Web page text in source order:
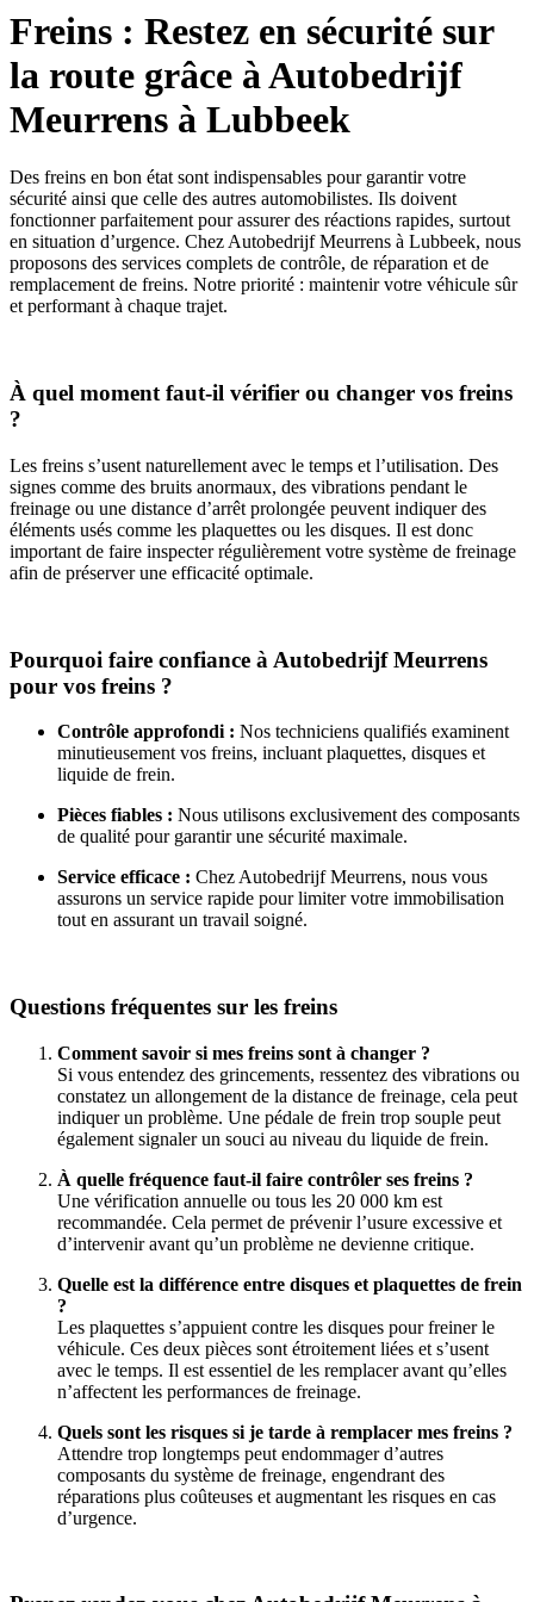
Freins : Restez en sécurité sur
la route grâce à Autobedrijf
Meurrens à Lubbeek
Des freins en bon état sont indispensables pour garantir votre
sécurité ainsi que celle des autres automobilistes. Ils doivent
fonctionner parfaitement pour assurer des réactions rapides, surtout
en situation d’urgence. Chez Autobedrijf Meurrens à Lubbeek, nous
proposons des services complets de contrôle, de réparation et de
remplacement de freins. Notre priorité : maintenir votre véhicule sûr
et performant à chaque trajet.
À quel moment faut-il vérifier ou changer vos freins
?
Les freins s’usent naturellement avec le temps et l’utilisation. Des
signes comme des bruits anormaux, des vibrations pendant le
freinage ou une distance d’arrêt prolongée peuvent indiquer des
éléments usés comme les plaquettes ou les disques. Il est donc
important de faire inspecter régulièrement votre système de freinage
afin de préserver une efficacité optimale.
Pourquoi faire confiance à Autobedrijf Meurrens
pour vos freins ?
Contrôle approfondi : Nos techniciens qualifiés examinent
minutieusement vos freins, incluant plaquettes, disques et
liquide de frein.
Pièces fiables : Nous utilisons exclusivement des composants
de qualité pour garantir une sécurité maximale.
Service efficace : Chez Autobedrijf Meurrens, nous vous
assurons un service rapide pour limiter votre immobilisation
tout en assurant un travail soigné.
Questions fréquentes sur les freins
Comment savoir si mes freins sont à changer ?
Si vous entendez des grincements, ressentez des vibrations ou
constatez un allongement de la distance de freinage, cela peut
indiquer un problème. Une pédale de frein trop souple peut
également signaler un souci au niveau du liquide de frein.
À quelle fréquence faut-il faire contrôler ses freins ?
Une vérification annuelle ou tous les 20 000 km est
recommandée. Cela permet de prévenir l’usure excessive et
d’intervenir avant qu’un problème ne devienne critique.
Quelle est la différence entre disques et plaquettes de frein
?
Les plaquettes s’appuient contre les disques pour freiner le
véhicule. Ces deux pièces sont étroitement liées et s’usent
avec le temps. Il est essentiel de les remplacer avant qu’elles
n’affectent les performances de freinage.
Quels sont les risques si je tarde à remplacer mes freins ?
Attendre trop longtemps peut endommager d’autres
composants du système de freinage, engendrant des
réparations plus coûteuses et augmentant les risques en cas
d’urgence.